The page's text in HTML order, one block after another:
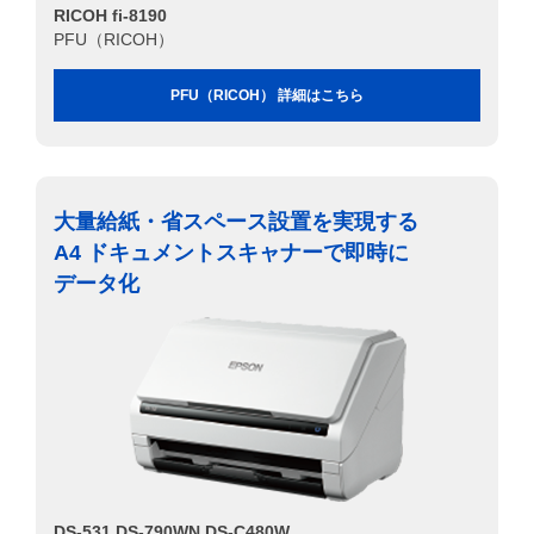
RICOH fi-8190
PFU（RICOH）
PFU（RICOH） 詳細はこちら
大量給紙・省スペース設置を実現する
A4 ドキュメントスキャナーで即時に
データ化